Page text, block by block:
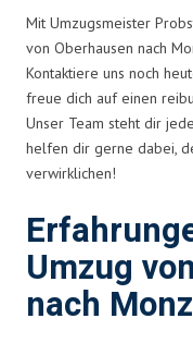
Mit Umzugsmeister
von Oberhausen nach
Kontaktiere uns noch
freue dich auf einen
Unser Team steht dir
helfen dir gerne dabei,
verwirklichen!
Umzug
nach